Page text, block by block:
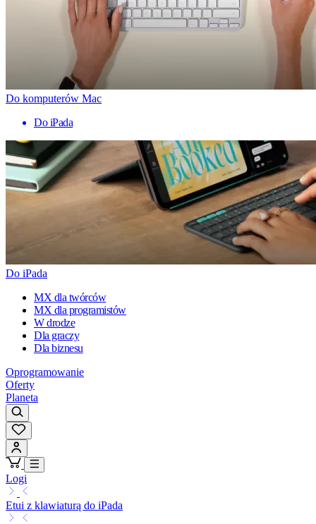
Do komputerów Mac
Do iPada
Do iPada
MX dla twórców
MX dla programistów
W drodze
Dla graczy
Dla biznesu
Oprogramowanie
Oferty
Planeta
Logi
Etui z klawiaturą do iPada